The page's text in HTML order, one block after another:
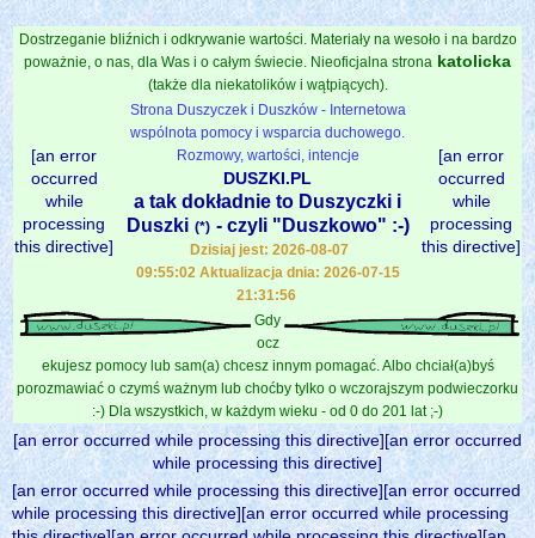
Dostrzeganie bliźnich i odkrywanie wartości. Materiały na wesoło i na bardzo
poważnie, o nas, dla Was i o całym świecie. Nieoficjalna strona katolicka
(także dla niekatolików i wątpiących).
[an error
occurred
while
processing
this directive]
Strona Duszyczek i Duszków - Internetowa
wspólnota pomocy i wsparcia duchowego.
Rozmowy, wartości, intencje
DUSZKI.PL
a tak dokładnie to Duszyczki i
Duszki (*) - czyli "Duszkowo" :-)
Dzisiaj jest: 2026-08-07
09:55:02 Aktualizacja dnia: 2026-07-15
21:31:56
[an error
occurred
while
processing
this directive]
Gdy
ocz
ekujesz pomocy lub sam(a) chcesz innym pomagać. Albo chciał(a)byś
porozmawiać o czymś ważnym lub choćby tylko o wczorajszym podwieczorku
:-) Dla wszystkich, w każdym wieku - od 0 do 201 lat ;-)
[an error occurred while processing this directive][an error occurred
while processing this directive]
[an error occurred while processing this directive][an error occurred
while processing this directive][an error occurred while processing